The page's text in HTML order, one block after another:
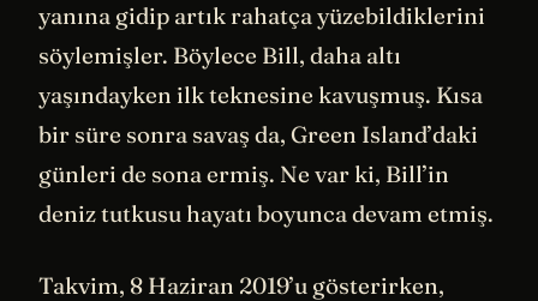
yanına gidip artık rahatça yüzebildiklerini
söylemişler. Böylece Bill, daha altı
yaşındayken ilk teknesine kavuşmuş. Kısa
bir süre sonra savaş da, Green Island’daki
günleri de sona ermiş. Ne var ki, Bill’in
deniz tutkusu hayatı boyunca devam etmiş.
Takvim, 8 Haziran 2019’u gösterirken,